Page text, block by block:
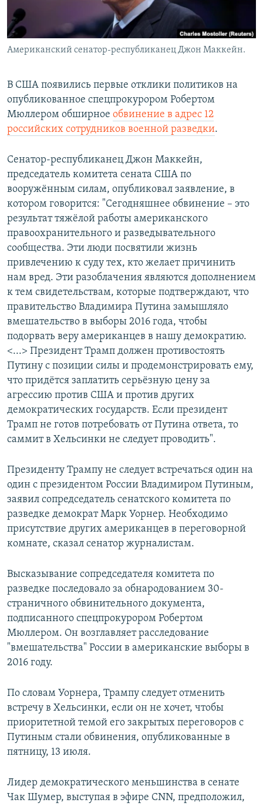
Американский сенатор-республиканец Джон Маккейн.
В США появились первые отклики политиков на
опубликованное спецпрокурором Робертом
Мюллером обширное обвинение в адрес 12
российских сотрудников военной разведки.
Сенатор-республиканец Джон Маккейн,
председатель комитета сената США по
вооружённым силам, опубликовал заявление, в
котором говорится: "Сегодняшнее обвинение – это
результат тяжёлой работы американского
правоохранительного и разведывательного
сообщества. Эти люди посвятили жизнь
привлечению к суду тех, кто желает причинить
нам вред. Эти разоблачения являются дополнением
к тем свидетельствам, которые подтверждают, что
правительство Владимира Путина замышляло
вмешательство в выборы 2016 года, чтобы
подорвать веру американцев в нашу демократию.
<...> Президент Трамп должен противостоять
Путину с позиции силы и продемонстрировать ему,
что придётся заплатить серьёзную цену за
агрессию против США и против других
демократических государств. Если президент
Трамп не готов потребовать от Путина ответа, то
саммит в Хельсинки не следует проводить".
Президенту Трампу не следует встречаться один на
один с президентом России Владимиром Путиным,
заявил сопредседатель сенатского комитета по
разведке демократ Марк Уорнер. Необходимо
присутствие других американцев в переговорной
комнате, сказал сенатор журналистам.
Высказывание сопредседателя комитета по
разведке последовало за обнародованием 30-
страничного обвинительного документа,
подписанного спецпрокурором Робертом
Мюллером. Он возглавляет расследование
"вмешательства" России в американские выборы в
2016 году.
По словам Уорнера, Трампу следует отменить
встречу в Хельсинки, если он не хочет, чтобы
приоритетной темой его закрытых переговоров с
Путиным стали обвинения, опубликованные в
пятницу, 13 июля.
Лидер демократического меньшинства в сенате
Чак Шумер, выступая в эфире CNN, предположил,